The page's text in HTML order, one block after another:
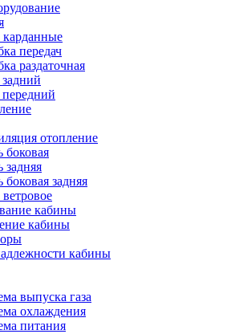
передач
раздаточная
отопление
боковая
задняя
боковая задняя
кабины
кабины
кабины
выпуска газа
охлаждения
питания